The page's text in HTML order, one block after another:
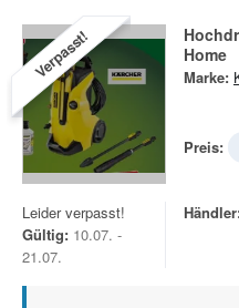
Verpasst!
Home
Marke:
Preis:
Leider verpasst!
Gültig: 10.07. -
21.07.